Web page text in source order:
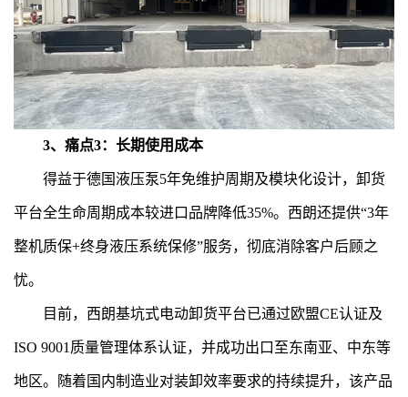
3、痛点3：长期使用成本
得益于德国液压泵5年免维护周期及模块化设计，卸货
平台全生命周期成本较进口品牌降低35%。西朗还提供“3年
整机质保+终身液压系统保修”服务，彻底消除客户后顾之
忧。
目前，西朗基坑式电动卸货平台已通过欧盟CE认证及
ISO 9001质量管理体系认证，并成功出口至东南亚、中东等
地区。随着国内制造业对装卸效率要求的持续提升，该产品